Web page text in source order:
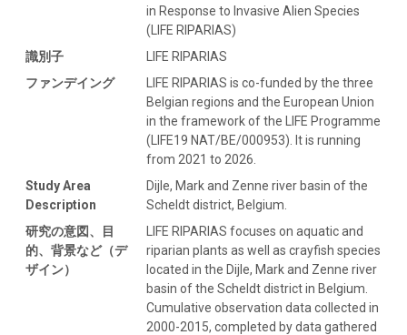
in Response to Invasive Alien Species
(LIFE RIPARIAS)
識別子
LIFE RIPARIAS
ファンデイング
LIFE RIPARIAS is co-funded by the three
Belgian regions and the European Union
in the framework of the LIFE Programme
(LIFE19 NAT/BE/000953). It is running
from 2021 to 2026.
Study Area
Description
Dijle, Mark and Zenne river basin of the
Scheldt district, Belgium.
研究の意図、目
的、背景など（デ
ザイン）
LIFE RIPARIAS focuses on aquatic and
riparian plants as well as crayfish species
located in the Dijle, Mark and Zenne river
basin of the Scheldt district in Belgium.
Cumulative observation data collected in
2000-2015, completed by data gathered